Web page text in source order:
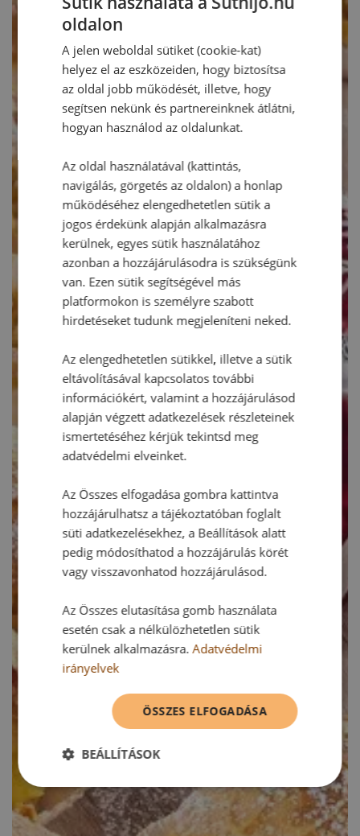
oldalon
A jelen weboldal sütiket (cookie-kat)
helyez el az eszközeiden, hogy biztosítsa
az oldal jobb működését, illetve, hogy
segítsen nekünk és partnereinknek átlátni,
hogyan használod az oldalunkat.
Az oldal használatával (kattintás,
navigálás, görgetés az oldalon) a honlap
működéséhez elengedhetetlen sütik a
jogos érdekünk alapján alkalmazásra
kerülnek, egyes sütik használatához
azonban a hozzájárulásodra is szükségünk
van. Ezen sütik segítségével más
platformokon is személyre szabott
hirdetéseket tudunk megjeleníteni neked.
Az elengedhetetlen sütikkel, illetve a sütik
eltávolításával kapcsolatos további
információkért, valamint a hozzájárulásod
alapján végzett adatkezelések részleteinek
ismertetéséhez kérjük tekintsd meg
adatvédelmi elveinket.
Az Összes elfogadása gombra kattintva
hozzájárulhatsz a tájékoztatóban foglalt
süti adatkezelésekhez, a Beállítások alatt
pedig módosíthatod a hozzájárulás körét
vagy visszavonhatod hozzájárulásod.
Az Összes elutasítása gomb használata
esetén csak a nélkülözhetetlen sütik
kerülnek alkalmazásra.Adatvédelmi
irányelvek
ÖSSZES ELFOGADÁSA
BEÁLLÍTÁSOK